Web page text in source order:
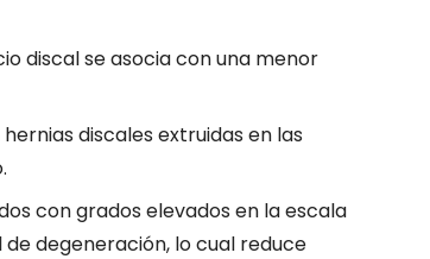
discal se asocia con una menor
discales extruidas en las
con grados elevados en la escala
degeneración, lo cual reduce